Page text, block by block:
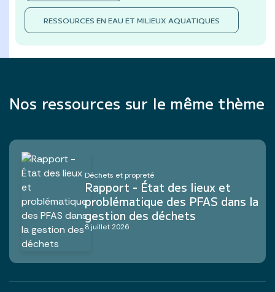
RESSOURCES EN EAU ET MILIEUX AQUATIQUES
Nos ressources sur le même thème
Déchets et propreté
Rapport - État des lieux et
problématique des PFAS dans la
gestion des déchets
8 juillet 2026